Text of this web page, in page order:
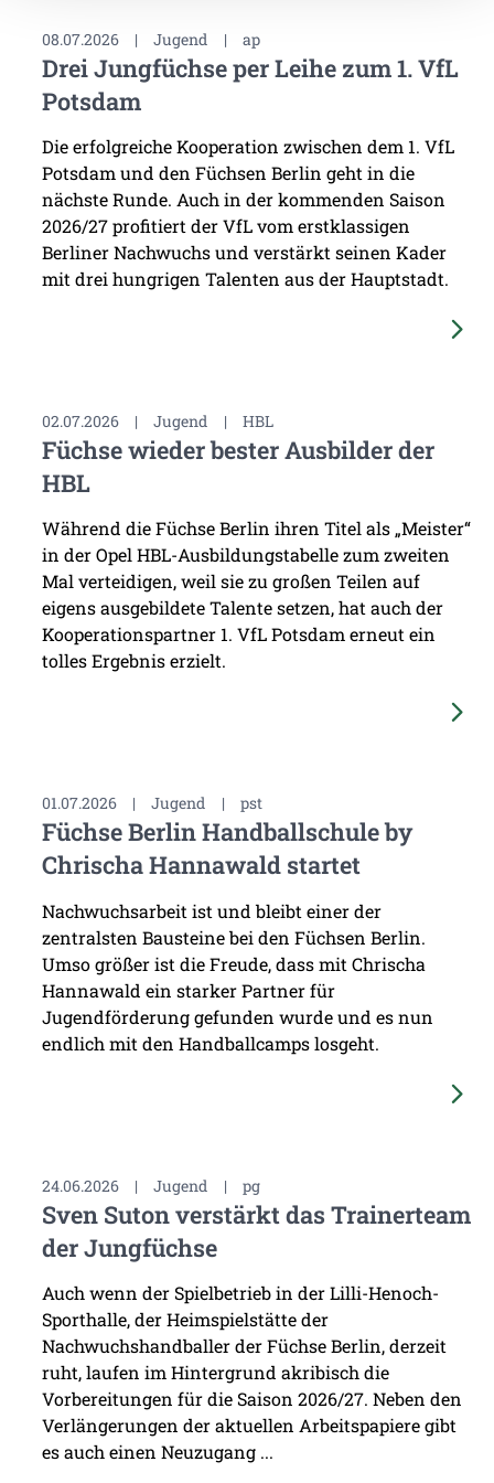
08.07.2026 | Jugend | ap
Drei Jungfüchse per Leihe zum 1. VfL
Potsdam
Die erfolgreiche Kooperation zwischen dem 1. VfL
Potsdam und den Füchsen Berlin geht in die
nächste Runde. Auch in der kommenden Saison
2026/27 profitiert der VfL vom erstklassigen
Berliner Nachwuchs und verstärkt seinen Kader
mit drei hungrigen Talenten aus der Hauptstadt.
02.07.2026 | Jugend | HBL
Füchse wieder bester Ausbilder der
HBL
Während die Füchse Berlin ihren Titel als „Meister“
in der Opel HBL-Ausbildungstabelle zum zweiten
Mal verteidigen, weil sie zu großen Teilen auf
eigens ausgebildete Talente setzen, hat auch der
Kooperationspartner 1. VfL Potsdam erneut ein
tolles Ergebnis erzielt.
01.07.2026 | Jugend | pst
Füchse Berlin Handballschule by
Chrischa Hannawald startet
Nachwuchsarbeit ist und bleibt einer der
zentralsten Bausteine bei den Füchsen Berlin.
Umso größer ist die Freude, dass mit Chrischa
Hannawald ein starker Partner für
Jugendförderung gefunden wurde und es nun
endlich mit den Handballcamps losgeht.
24.06.2026 | Jugend | pg
Sven Suton verstärkt das Trainerteam
der Jungfüchse
Auch wenn der Spielbetrieb in der Lilli-Henoch-
Sporthalle, der Heimspielstätte der
Nachwuchshandballer der Füchse Berlin, derzeit
ruht, laufen im Hintergrund akribisch die
Vorbereitungen für die Saison 2026/27. Neben den
Verlängerungen der aktuellen Arbeitspapiere gibt
es auch einen Neuzugang ...